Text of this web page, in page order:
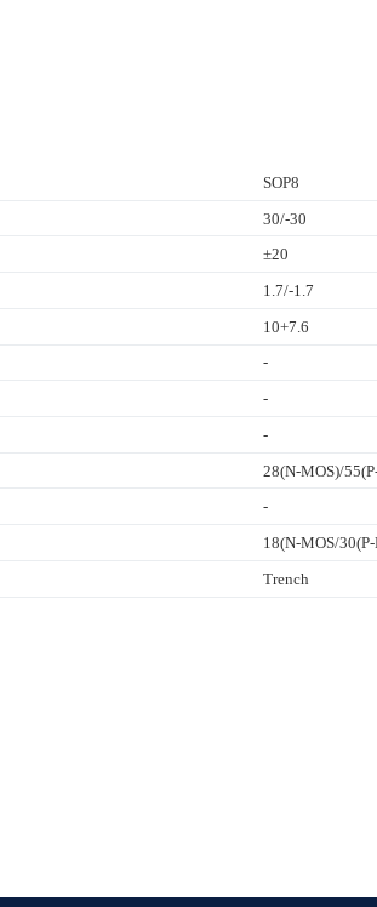
SOP8
30/-30
±20
1.7/-1.7
10+7.6
-
-
-
28(N-MOS)/
-
18(N-MOS/
Trench